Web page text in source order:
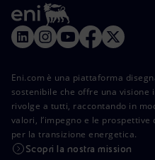
Eni.com è una piattaforma
sostenibile che offre una visione
rivolge a tutti, raccontando in
valori, l’impegno e le prospettive
per la transizione energetica.
Scopri la nostra mission